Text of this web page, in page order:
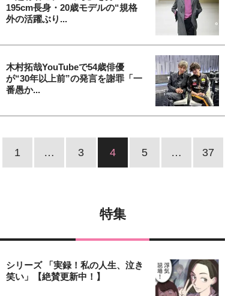
195cm長身・20歳モデルの“規格
外の活躍ぶり...
木村拓哉YouTubeで54歳俳優
が“30年以上前”の発言を謝罪「一
番愚か...
1 … 3 4 5 … 37
特集
シリーズ 「実録！私の人生、泣き
笑い」【絶賛更新中！】